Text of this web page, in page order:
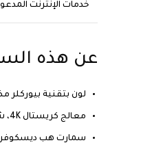
خدمات الإنترنت
عن هذه
لون بتقنية بيوركلر
معالج كريستال 4K، شاهد كل درجة لون كما هي في ترقية 4K القوية، تضمن لك دقة 4K مشاهدة المحتوى المفضل لديك بدقة تصل إلى 4K.
سمارت هب ديسكوفر